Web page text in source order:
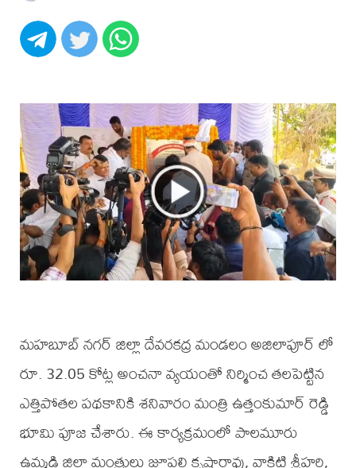
మహబూబ్ నగర్ జిల్లా దేవరకద్ర మండలం అజిలాపూర్ లో
రూ. 32.05 కోట్ల అంచనా వ్యయంతో నిర్మించ తలపెట్టిన
ఎత్తిపోతల పథకానికి శనివారం మంత్రి ఉత్తంకుమార్ రెడ్డి
భూమి పూజ చేశారు. ఈ కార్యక్రమంలో పాలమూరు
ఉమ్మడి జిల్లా మంత్రులు జూపల్లి కృష్ణారావు, వాకిటి శ్రీహరి,